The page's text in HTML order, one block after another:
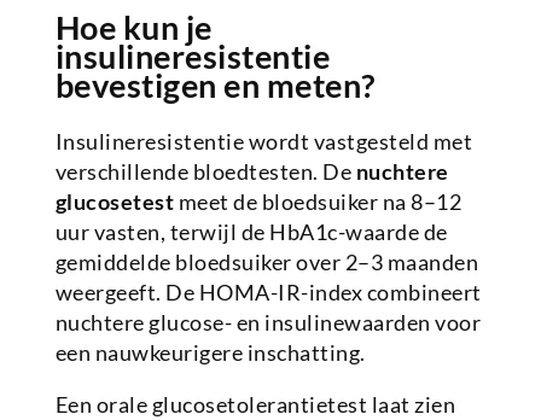
Hoe kun je
insulineresistentie
bevestigen en meten?
Insulineresistentie wordt vastgesteld met
verschillende bloedtesten. De nuchtere
glucosetest meet de bloedsuiker na 8–12
uur vasten, terwijl de HbA1c-waarde de
gemiddelde bloedsuiker over 2–3 maanden
weergeeft. De HOMA-IR-index combineert
nuchtere glucose- en insulinewaarden voor
een nauwkeurigere inschatting.
Een orale glucosetolerantietest laat zien